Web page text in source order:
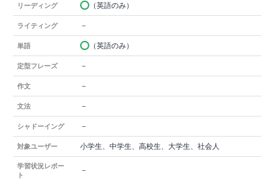
リーディング （英語のみ）
ライティング －
単語 （英語のみ）
定型フレーズ －
作文 －
文法 －
シャドーイング －
対象ユーザー 小学生、中学生、高校生、大学生、社会人
学習状況レポー
ト
－